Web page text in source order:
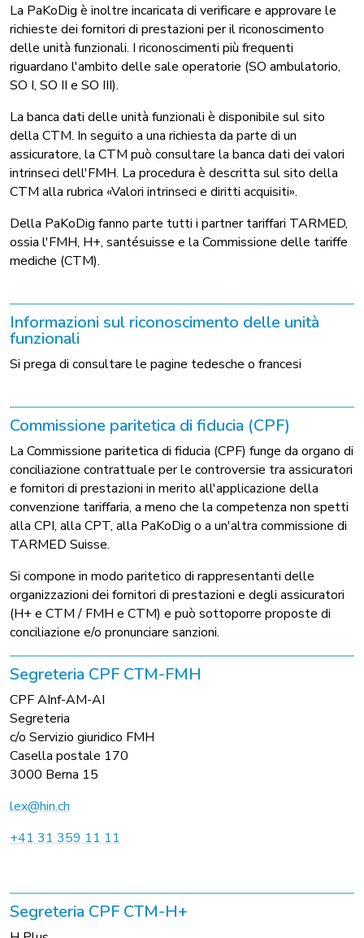
La PaKoDig è inoltre incaricata di verificare e approvare le
richieste dei fornitori di prestazioni per il riconoscimento
delle unità funzionali. I riconoscimenti più frequenti
riguardano l'ambito delle sale operatorie (SO ambulatorio,
SO I, SO II e SO III).
La banca dati delle unità funzionali è disponibile sul sito
della CTM. In seguito a una richiesta da parte di un
assicuratore, la CTM può consultare la banca dati dei valori
intrinseci dell'FMH. La procedura è descritta sul sito della
CTM alla rubrica «Valori intrinseci e diritti acquisiti».
Della PaKoDig fanno parte tutti i partner tariffari TARMED,
ossia l'FMH, H+, santésuisse e la Commissione delle tariffe
mediche (CTM).
Informazioni sul riconoscimento delle unità
funzionali
Si prega di consultare le pagine tedesche o francesi
Commissione paritetica di fiducia (CPF)
La Commissione paritetica di fiducia (CPF) funge da organo di
conciliazione contrattuale per le controversie tra assicuratori
e fornitori di prestazioni in merito all'applicazione della
convenzione tariffaria, a meno che la competenza non spetti
alla CPI, alla CPT, alla PaKoDig o a un'altra commissione di
TARMED Suisse.
Si compone in modo paritetico di rappresentanti delle
organizzazioni dei fornitori di prestazioni e degli assicuratori
(H+ e CTM / FMH e CTM) e può sottoporre proposte di
conciliazione e/o pronunciare sanzioni.
Segreteria CPF CTM-FMH
CPF AInf-AM-AI
Segreteria
c/o Servizio giuridico FMH
Casella postale 170
3000 Berna 15
lex@hin.ch
+41 31 359 11 11
Segreteria CPF CTM-H+